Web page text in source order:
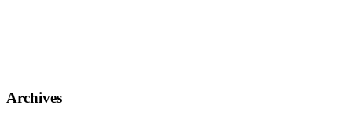
Archives